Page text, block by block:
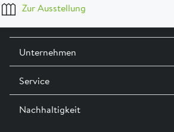
Zur Ausstellung
Unternehmen
Kontakt / Standorte
Ausstellungen
Team
Service
Dienstleistungen
Nachhaltigkeit